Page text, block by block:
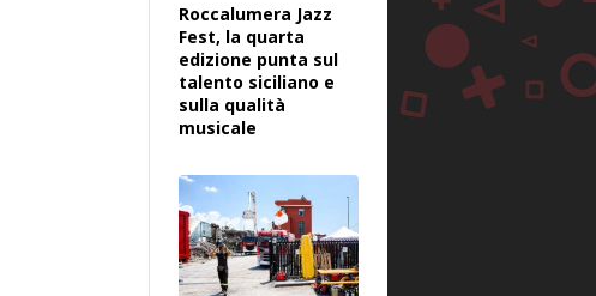
Roccalumera Jazz
Fest, la quarta
edizione punta sul
talento siciliano e
sulla qualità
musicale